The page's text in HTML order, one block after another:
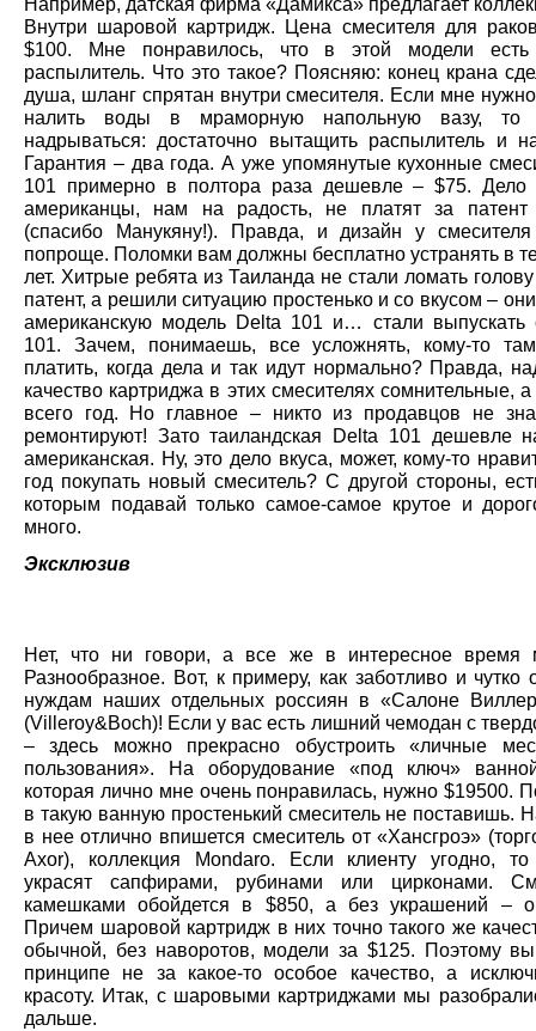
Внутри шаровой картридж. Цена смесителя для
$100. Мне понравилось, что в этой модели есть
распылитель. Что это такое? Поясняю: конец крана
душа, шланг спрятан внутри смесителя. Если мне
налить воды в мраморную напольную вазу,
надрываться: достаточно вытащить распылитель и
Гарантия – два года. А уже упомянутые кухонные
101 примерно в полтора раза дешевле – $75. Дело
американцы, нам на радость, не платят за патент
(спасибо Манукяну!). Правда, и дизайн у
попроще. Поломки вам должны бесплатно устранять в
лет. Хитрые ребята из Таиланда не стали ломать
патент, а решили ситуацию простенько и со вкусом –
американскую модель Delta 101 и… стали выпускать
101. Зачем, понимаешь, все усложнять, кому-то
платить, когда дела и так идут нормально? Правда,
качество картриджа в этих смесителях сомнительные,
всего год. Но главное – никто из продавцов не
ремонтируют! Зато таиландская Delta 101 дешевле
американская. Ну, это дело вкуса, может, кому-то
год покупать новый смеситель? С другой стороны,
которым подавай только самое-самое крутое и
много.
Эксклюзив
Нет, что ни говори, а все же в интересное
Разнообразное. Вот, к примеру, как заботливо и чутко
нуждам наших отдельных россиян в «Салоне
(Villeroy&Boch)! Если у вас есть лишний чемодан с
– здесь можно прекрасно обустроить «личные
пользования». На оборудование «под ключ»
которая лично мне очень понравилась, нужно $19500.
в такую ванную простенький смеситель не поставишь.
в нее отлично впишется смеситель от «Хансгроэ»
Axor), коллекция Mondaro. Если клиенту угодно, то
украсят сапфирами, рубинами или цирконами.
камешками обойдется в $850, а без украшений –
Причем шаровой картридж в них точно такого же
обычной, без наворотов, модели за $125. Поэтому
принципе не за какое-то особое качество, а
красоту. Итак, с шаровыми картриджами мы
дальше.